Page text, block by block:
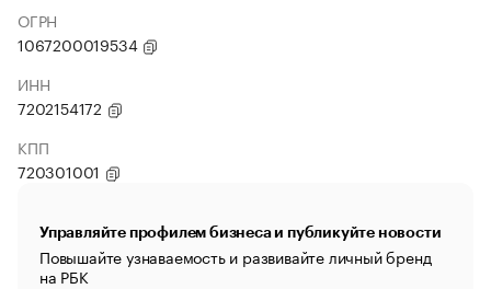
ОГРН
1067200019534
ИНН
7202154172
КПП
720301001
Управляйте профилем бизнеса и публикуйте новости
Повышайте узнаваемость и развивайте личный бренд
на РБК